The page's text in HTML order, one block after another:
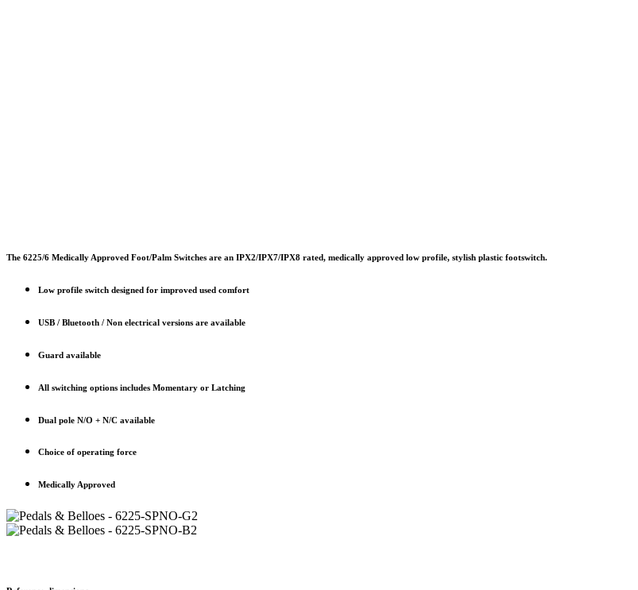
The 6225/6 Medically Approved Foot/Palm Switches are an IPX2/IPX7/IPX8 rated, medically approved low profile, stylish plastic footswitch.
Low profile switch designed for improved used comfort
USB / Bluetooth / Non electrical versions are available
Guard available
All switching options includes Momentary or Latching
Dual pole N/O + N/C available
Choice of operating force
Medically Approved